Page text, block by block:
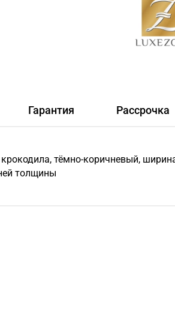
Гарантия Рассрочка
тёмно-коричневый,
толщины